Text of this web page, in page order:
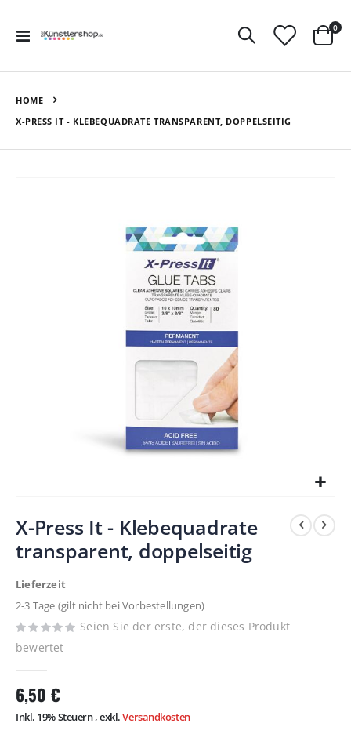
Navigation
0
HOME
X-PRESS IT - KLEBEQUADRATE TRANSPARENT, DOPPELSEITIG
Anfang
der
springen
X-Press It - Klebequadrate
transparent, doppelseitig
Lieferzeit
2-3 Tage (gilt nicht bei Vorbestellungen)
Seien Sie der erste, der dieses Produkt
bewertet
6,50 €
Inkl. 19% Steuern,exkl.Versandkosten